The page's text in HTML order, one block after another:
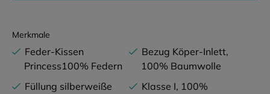
Merkmale
Feder-Kissen
Princess100% Federn
Bezug Köper-Inlett,
100% Baumwolle
Füllung silberweiße
Klasse I, 100%